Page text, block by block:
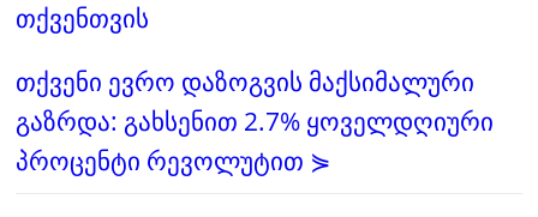
თქვენთვის
თქვენი ევრო დაზოგვის მაქსიმალური
გაზრდა: გახსენით 2.7% ყოველდღიური
პროცენტი რევოლუტით ⋟